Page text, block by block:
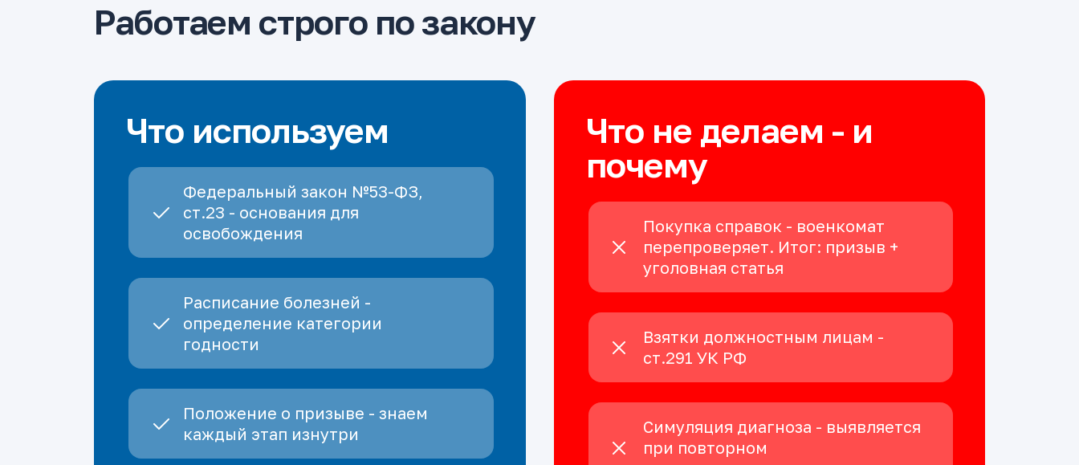
Работаем строго по закону
Что используем
Федеральный закон №53-ФЗ,
ст.23 - основания для
освобождения
Расписание болезней -
определение категории
годности
Положение о призыве - знаем
каждый этап изнутри
Что не делаем - и
почему
Покупка справок - военкомат
перепроверяет. Итог: призыв +
уголовная статья
Взятки должностным лицам -
ст.291 УК РФ
Симуляция диагноза - выявляется
при повторном